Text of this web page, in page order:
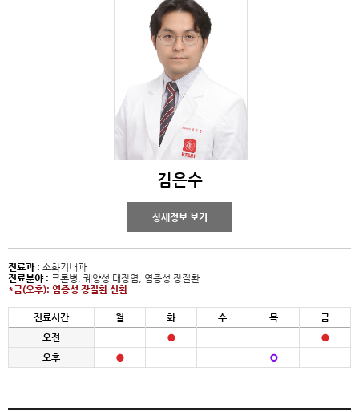
김은수
상세정보 보기
진료과 : 소화기내과
진료분야 : 크론병, 궤양성 대장염, 염증성 장질환
*금(오후): 염증성 장질환 신환
진료시간 월 화 수 목
금
오전
오후